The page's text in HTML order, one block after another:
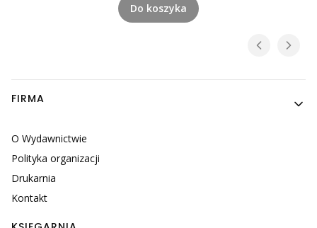
Do koszyka
Linki w stopce
FIRMA
O Wydawnictwie
Polityka organizacji
Drukarnia
Kontakt